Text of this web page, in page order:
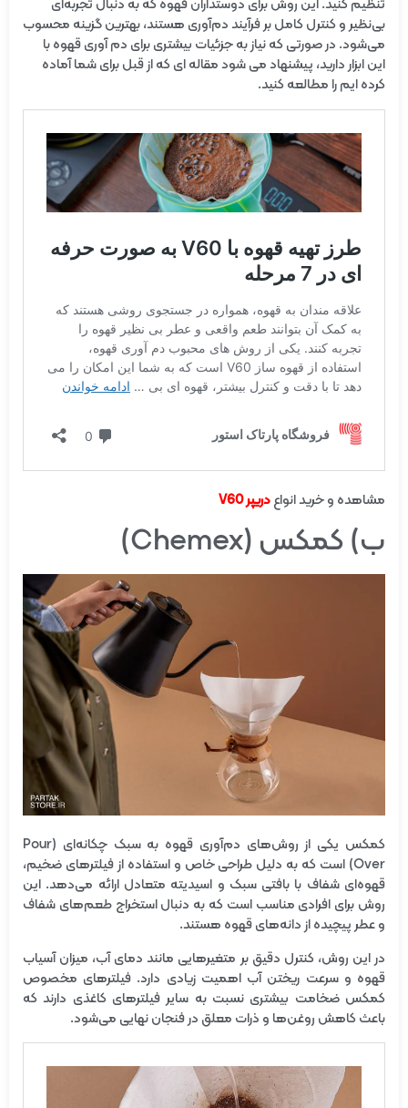
تنظیم کنید. این روش برای دوستداران قهوه که به دنبال تجربه‌ای
بی‌نظیر و کنترل کامل بر فرآیند دم‌آوری هستند، بهترین گزینه محسوب
می‌شود. در صورتی که نیاز به جزئیات بیشتری برای دم آوری قهوه با
این ابزار دارید، پیشنهاد می شود مقاله ای که از قبل برای شما آماده
کرده ایم را مطالعه کنید.
مشاهده و خرید انواعدریپر V60
ب) کمکس (Chemex)
کمکس یکی از روش‌های دم‌آوری قهوه به سبک چکانه‌ای (Pour
Over) است که به دلیل طراحی خاص و استفاده از فیلترهای ضخیم،
قهوه‌ای شفاف با بافتی سبک و اسیدیته متعادل ارائه می‌دهد. این
روش برای افرادی مناسب است که به دنبال استخراج طعم‌های شفاف
و عطر پیچیده از دانه‌های قهوه هستند.
در این روش، کنترل دقیق بر متغیرهایی مانند دمای آب، میزان آسیاب
قهوه و سرعت ریختن آب اهمیت زیادی دارد. فیلترهای مخصوص
کمکس ضخامت بیشتری نسبت به سایر فیلترهای کاغذی دارند که
باعث کاهش روغن‌ها و ذرات معلق در فنجان نهایی می‌شود.